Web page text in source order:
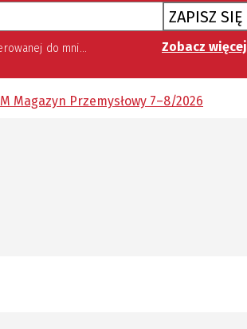
ZAPISZ SIĘ
jest dobrowolna, jednak jej wyrażenie jest konieczne, aby otrzymywać newsletter. Zobacz więcej